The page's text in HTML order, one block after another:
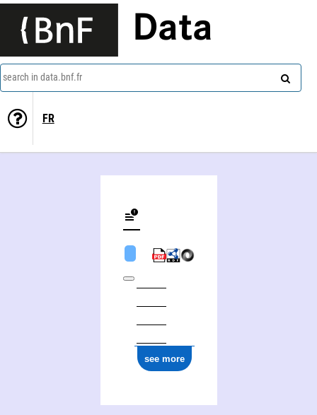
Data
search in data.bnf.fr
FR
see more